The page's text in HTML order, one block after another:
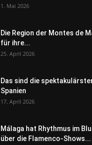
1. Mai 2026
Die Region der Montes de
für ihre...
25. April 2026
Das sind die
Spanien
17. April 2026
Málaga hat Rhythmus im
über die Flamenco-Shows...